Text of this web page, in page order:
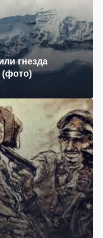
гнезда
(фото)